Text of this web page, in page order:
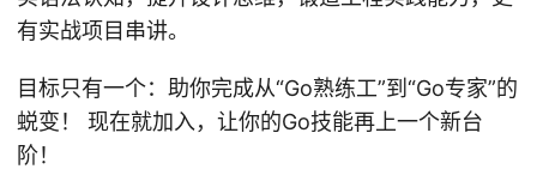
有实战项目串讲。
目标只有一个：助你完成从“Go熟练工”到“Go专家”的
蜕变！ 现在就加入，让你的Go技能再上一个新台
阶！